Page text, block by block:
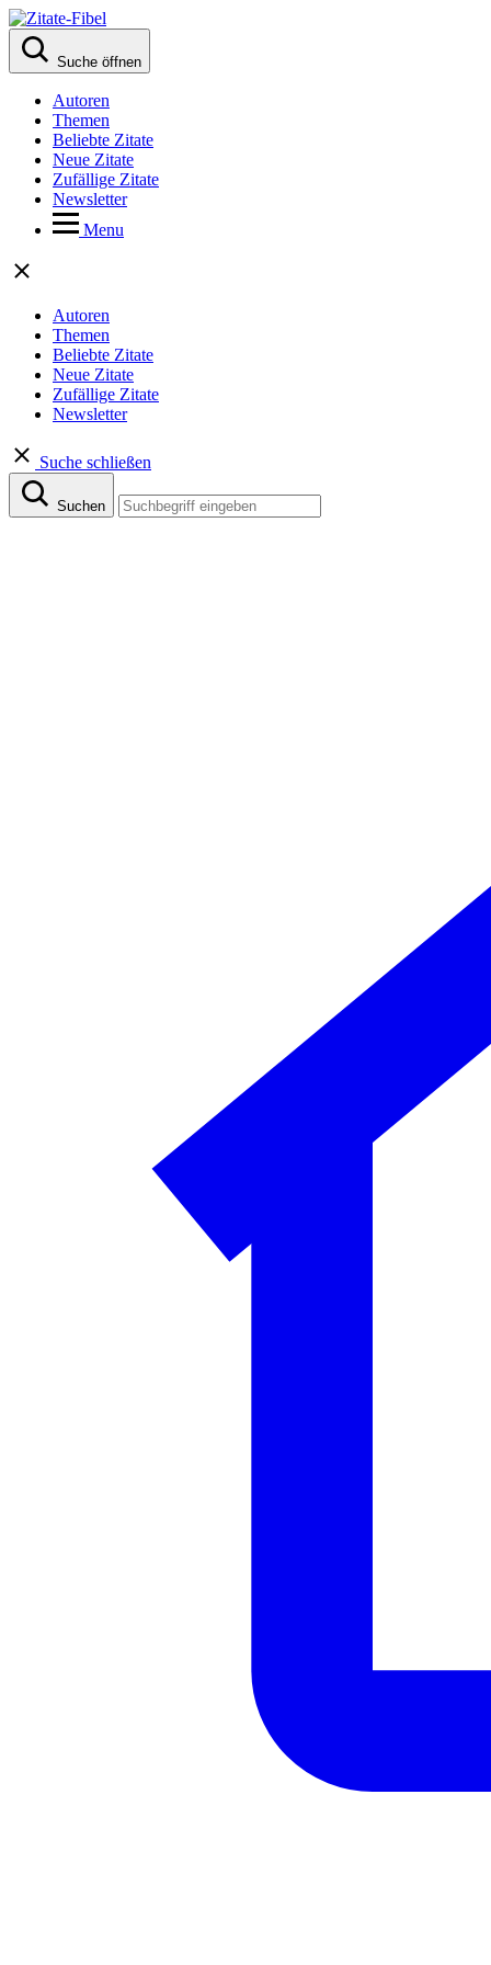
Suche öffnen
Autoren
Themen
Beliebte Zitate
Neue Zitate
Zufällige Zitate
Newsletter
Menu
Autoren
Themen
Beliebte Zitate
Neue Zitate
Zufällige Zitate
Newsletter
Suche schließen
Suchen